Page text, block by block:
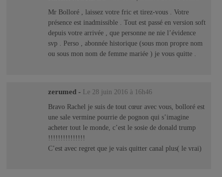
Mr Bolloré , laissez votre fric et tirez-vous . Votre
présence est inadmissible . Tout est passé en version soft
depuis votre arrivée , que personne ne nie l’évidence
svp . Perso , abonnée historique (sous mon propre nom
ou sous mon nom de femme mariée ) je vous quitte .
zerumed - Le 28 juin 2016 à 16h46
Bravo Rachel je suis de tout cœur avec vous, bolloré est
une sale vermine pourrie de pognon qui s’imagine
acheter tout le monde, c’est le sosie de donald trump
!!!!!!!!!!!!!!!
C’est avec regret que je vais quitter canal plus( le vrai)